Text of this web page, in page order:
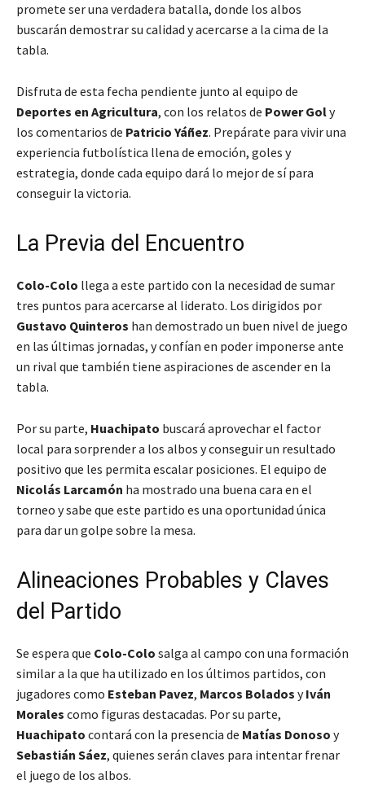
promete ser una verdadera batalla, donde los albos
buscarán demostrar su calidad y acercarse a la cima de la
tabla.
Disfruta de esta fecha pendiente junto al equipo de
Deportes en Agricultura, con los relatos de Power Goly
los comentarios de Patricio Yáñez. Prepárate para vivir una
experiencia futbolística llena de emoción, goles y
estrategia, donde cada equipo dará lo mejor de sí para
conseguir la victoria.
La Previa del Encuentro
Colo-Colo llega a este partido con la necesidad de sumar
tres puntos para acercarse al liderato. Los dirigidos por
Gustavo Quinteros han demostrado un buen nivel de juego
en las últimas jornadas, y confían en poder imponerse ante
un rival que también tiene aspiraciones de ascender en la
tabla.
Por su parte, Huachipato buscará aprovechar el factor
local para sorprender a los albos y conseguir un resultado
positivo que les permita escalar posiciones. El equipo de
Nicolás Larcamón ha mostrado una buena cara en el
torneo y sabe que este partido es una oportunidad única
para dar un golpe sobre la mesa.
Alineaciones Probables y Claves
del Partido
Se espera que Colo-Colo salga al campo con una formación
similar a la que ha utilizado en los últimos partidos, con
jugadores como Esteban Pavez, Marcos Bolados yIván
Morales como figuras destacadas. Por su parte,
Huachipato contará con la presencia de Matías Donoso y
Sebastián Sáez, quienes serán claves para intentar frenar
el juego de los albos.